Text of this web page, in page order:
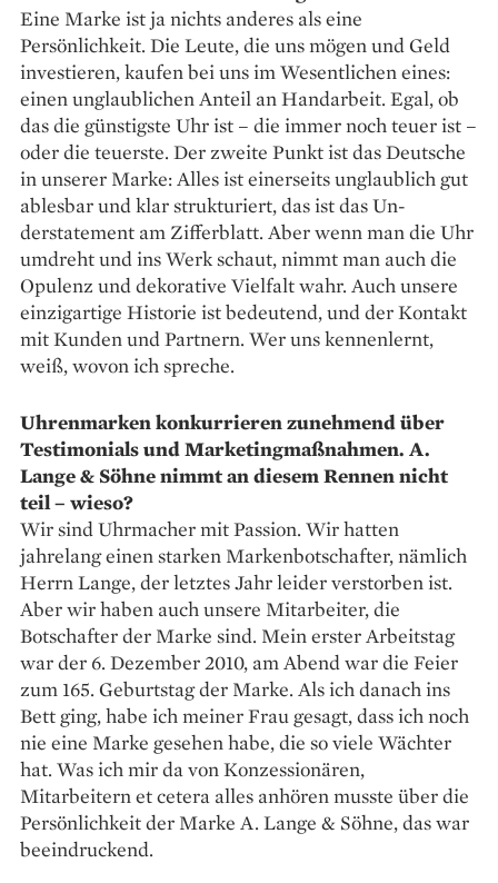
Eine Marke ist ja nichts anderes als eine
Persönlichkeit. Die Leute, die uns mögen und Geld
investieren, kaufen bei uns im Wesentlichen eines:
einen unglaublichen Anteil an Handarbeit. Egal, ob
das die günstigste Uhr ist – die immer noch teuer ist –
oder die teuerste. Der zweite Punkt ist das Deutsche
in unserer Marke: Alles ist einerseits unglaublich gut
ablesbar und klar strukturiert, das ist das Un­
derstatement am Zifferblatt. Aber wenn man die Uhr
umdreht und ins Werk schaut, nimmt man auch die
Opulenz und dekorative Vielfalt wahr. Auch unsere
einzigartige Historie ist bedeutend, und der Kontakt
mit Kunden und Partnern. Wer uns kennenlernt,
weiß, wovon ich spreche.
Uhrenmarken konkurrieren zunehmend über
Testimonials und Marketingmaßnahmen. A.
Lange & Söhne nimmt an diesem Rennen nicht
teil – wieso?
Wir sind Uhrmacher mit Passion. Wir hatten
jahrelang einen starken Markenbotschafter, nämlich
Herrn Lange, der letztes Jahr leider verstorben ist.
Aber wir haben auch unsere Mitarbeiter, die
Botschafter der Marke sind. Mein erster Arbeitstag
war der 6. Dezember 2010, am Abend war die Feier
zum 165. Geburtstag der Marke. Als ich danach ins
Bett ging, habe ich meiner Frau gesagt, dass ich noch
nie eine Marke gesehen habe, die so viele Wächter
hat. Was ich mir da von Konzessionären,
Mitarbeitern et cetera alles anhören musste über die
Persönlichkeit der Marke A. Lange & Söhne, das war
beeindruckend.